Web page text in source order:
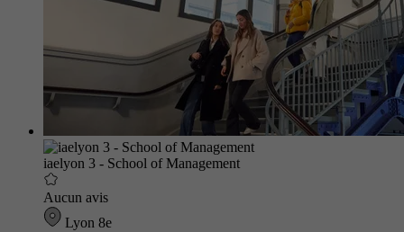
iaelyon 3 - School of Management
Aucun avis
Lyon 8e